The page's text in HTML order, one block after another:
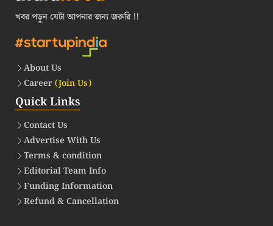
খবর পড়ুন যেটা আপনার জন্য জরুরি !!
About Us
Career(Join Us)
Quick Links
Contact Us
Advertise With Us
Terms & condition
Editorial Team Info
Funding Information
Refund & Cancellation